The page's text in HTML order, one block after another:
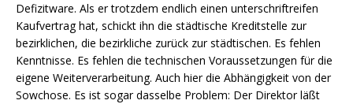
Defizitware. Als er trotzdem endlich einen unterschriftreifen
Kaufvertrag hat, schickt ihn die städtische Kreditstelle zur
bezirklichen, die bezirkliche zurück zur städtischen. Es fehlen
Kenntnisse. Es fehlen die technischen Voraussetzungen für die
eigene Weiterverarbeitung. Auch hier die Abhängigkeit von der
Sowchose. Es ist sogar dasselbe Problem: Der Direktor läßt